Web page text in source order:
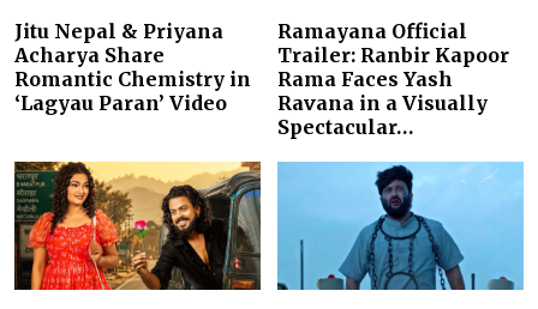
Jitu Nepal & Priyana
Acharya Share
Romantic Chemistry in
‘Lagyau Paran’ Video
Ramayana Official
Trailer: Ranbir Kapoor
Rama Faces Yash
Ravana in a Visually
Spectacular…